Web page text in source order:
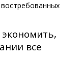
все